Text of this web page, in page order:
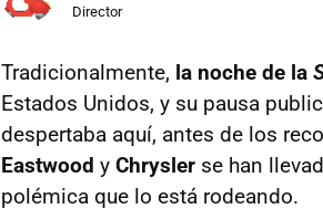
Director
Tradicionalmente, la noche de la
Estados Unidos, y su pausa
despertaba aquí, antes de los
Eastwood y Chrysler se han
polémica que lo está rodeando.